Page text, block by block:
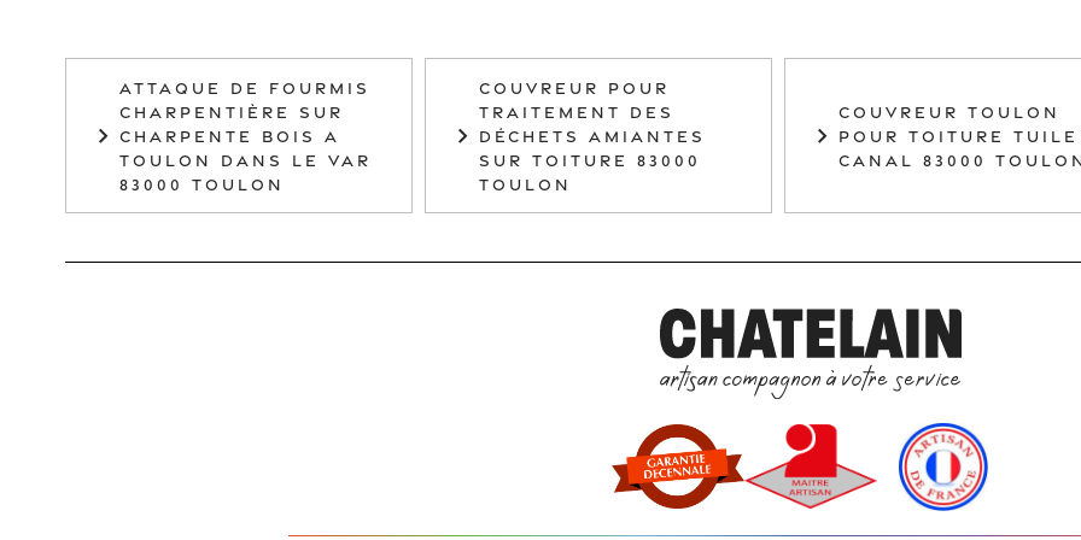
ATTAQUE DE FOURMIS
CHARPENTIÈRE SUR
CHARPENTE BOIS A
TOULON DANS LE VAR
83000 TOULON
COUVREUR POUR
TRAITEMENT DES
DÉCHETS AMIANTES
SUR TOITURE 83000
TOULON
COUVREUR TOULON
POUR TOITURE TUILE
CANAL 83000